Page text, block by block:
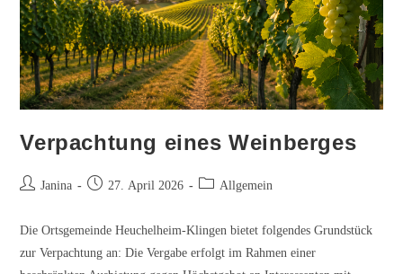
Verpachtung eines Weinberges
Beitrags-
Janina
Beitrag27. April 2026
Beitrags-Allgemein
Die Ortsgemeinde Heuchelheim-Klingen bietet folgendes Grundstück
zur Verpachtung an: Die Vergabe erfolgt im Rahmen einer